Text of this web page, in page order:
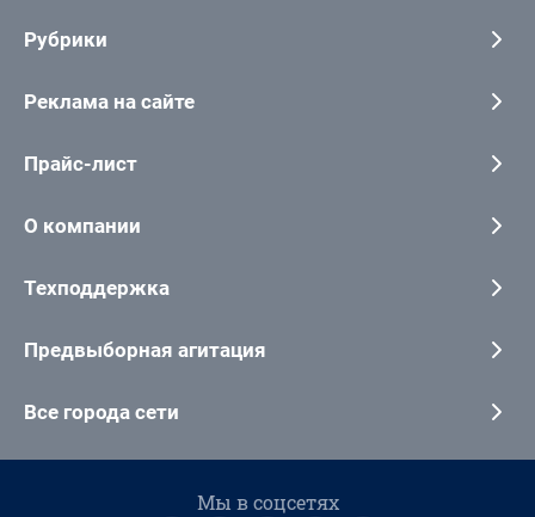
Рубрики
Реклама на сайте
Прайс-лист
О компании
Техподдержка
Предвыборная агитация
Все города сети
Мы в соцсетях